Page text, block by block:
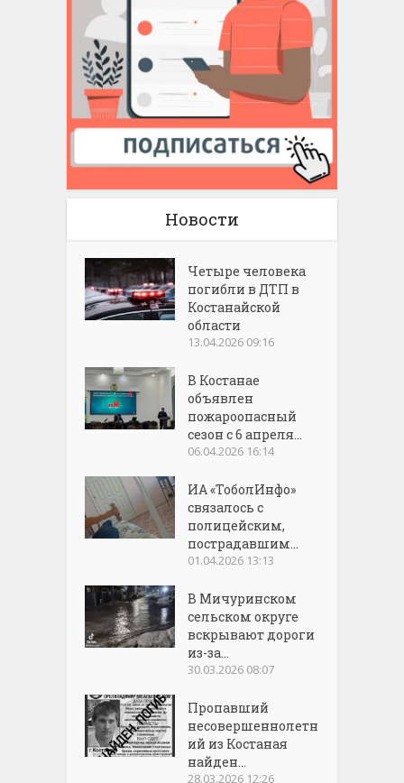
Новости
Четыре человека
погибли в ДТП в
Костанайской
области
13.04.2026 09:16
В Костанае
объявлен
пожароопасный
сезон с 6 апреля...
06.04.2026 16:14
ИА «ТоболИнфо»
связалось с
полицейским,
пострадавшим...
01.04.2026 13:13
В Мичуринском
сельском округе
вскрывают дороги
из-за...
30.03.2026 08:07
Пропавший
несовершеннолетн
ий из Костаная
найден...
28.03.2026 12:26